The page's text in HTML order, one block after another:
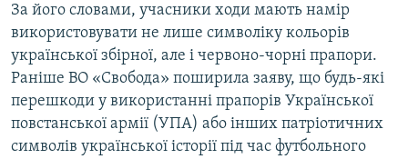
Усі сайти RFE/RL
За його словами, учасники ходи мають намір
використовувати не лише символіку кольорів
української збірної, але і червоно-чорні прапори.
Раніше ВО «Свобода» поширила заяву, що будь-які
перешкоди у використанні прапорів Української
повстанської армії (УПА) або інших патріотичних
символів української історії під час футбольного